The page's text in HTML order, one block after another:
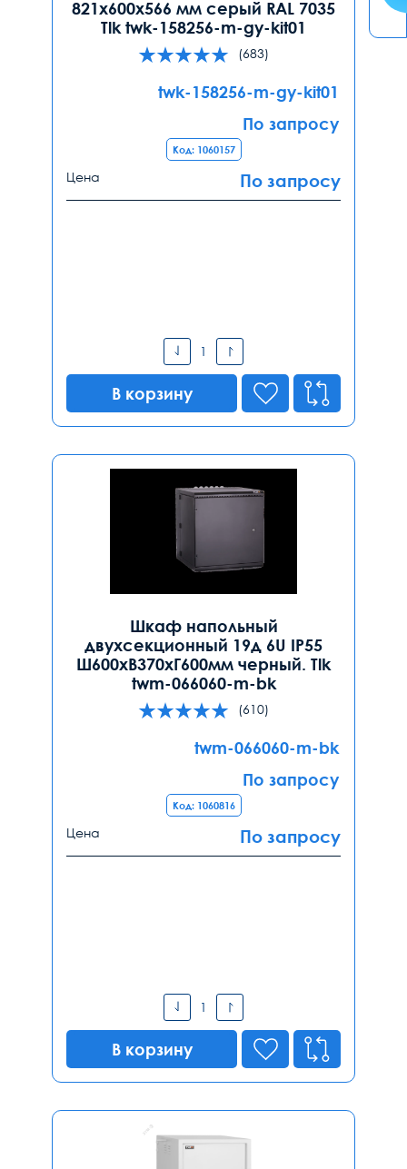
821х600х566 мм серый RAL 7035
Tlk twk-158256-m-gy-kit01
(683)
twk-158256-m-gy-kit01
По запросу
Код: 1060157
Цена По запросу
В корзину
Шкаф напольный
двухсекционный 19д 6U IP55
Ш600хВ370хГ600мм черный. Tlk
twm-066060-m-bk
(610)
twm-066060-m-bk
По запросу
Код: 1060816
Цена По запросу
В корзину